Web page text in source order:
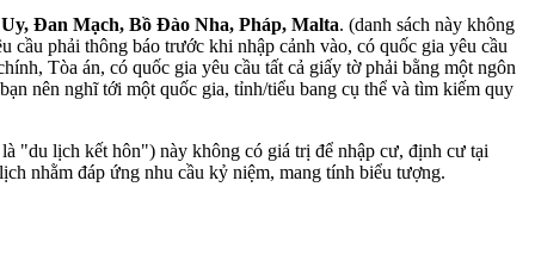
Đan Mạch, Bồ Đào Nha, Pháp, Malta. (danh sách này không
phải thông báo trước khi nhập cảnh vào, có quốc gia yêu cầu
Tòa án, có quốc gia yêu cầu tất cả giấy tờ phải bằng một ngôn
nên nghĩ tới một quốc gia, tỉnh/tiểu bang cụ thể và tìm kiếm quy
"du lịch kết hôn") này không có giá trị để nhập cư, định cư tại
nhằm đáp ứng nhu cầu kỷ niệm, mang tính biểu tượng.